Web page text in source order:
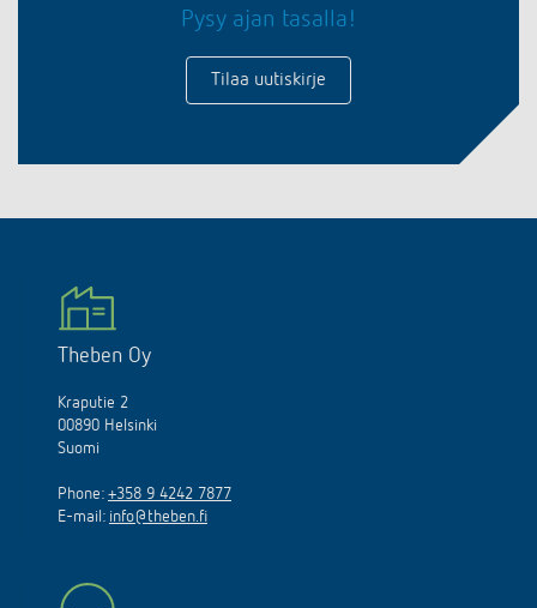
Pysy ajan tasalla!
Tilaa uutiskirje
Theben Oy
Kraputie 2
00890 Helsinki
Suomi
Phone: +358 9 4242 7877
E-mail: info@theben.fi